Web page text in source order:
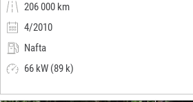
206 000 km
4/2010
Nafta
66 kW (89 k)